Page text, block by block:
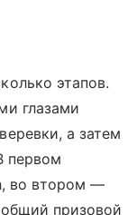
этапов.
глазами
а затем
первом
во втором —
призовой